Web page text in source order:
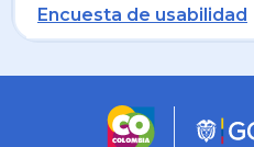
Encuesta de usabilidad